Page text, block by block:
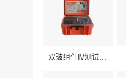
双玻组件IV测试仪